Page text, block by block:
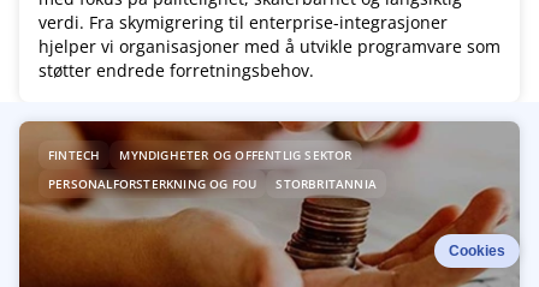
verdi. Fra skymigrering til enterprise-integrasjoner
hjelper vi organisasjoner med å utvikle programvare som
støtter endrede forretningsbehov.
R
d
FINTECH
MYNDIGHETER OG OFFENTLIG SEKTOR
PERSONALFORSTERKNING OG FOU
STORBRITANNIA
Cookies